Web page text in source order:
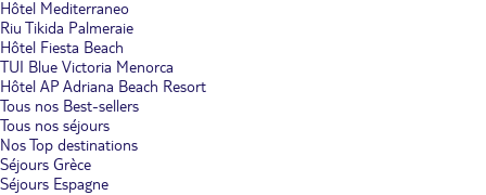
Hôtel Mediterraneo
Riu Tikida Palmeraie
Hôtel Fiesta Beach
TUI Blue Victoria Menorca
Hôtel AP Adriana Beach Resort
Tous nos Best-sellers
Tous nos séjours
Nos Top destinations
Séjours Grèce
Séjours Espagne